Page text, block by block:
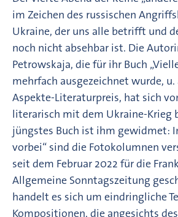
im Zeichen des russischen
Ukraine, der uns alle betrifft und
noch nicht absehbar ist. Die
Petrowskaja, die für ihr Buch
mehrfach ausgezeichnet wurde,
Aspekte-Literaturpreis, hat sich
literarisch mit dem Ukraine-Krieg
jüngstes Buch ist ihm gewidmet:
vorbei“ sind die Fotokolumnen
seit dem Februar 2022 für die
Allgemeine Sonntagszeitung
handelt es sich um eindringliche
Kompositionen, die angesichts